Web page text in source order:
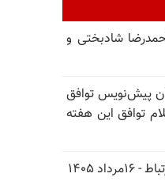
احمدرضا شادبختی و
پیش‌نویس توافق
توافق این هفته
۱۴۰۵